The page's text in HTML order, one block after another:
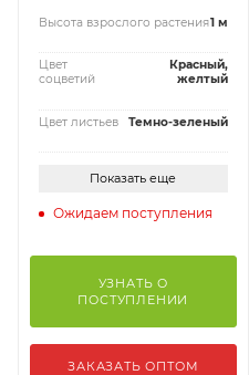
Высота взрослого растения1 м
Цвет
соцветий
Красный,
желтый
Цвет листьев Темно-зеленый
Показать еще
Ожидаем поступления
УЗНАТЬ О
ПОСТУПЛЕНИИ
ЗАКАЗАТЬ ОПТОМ